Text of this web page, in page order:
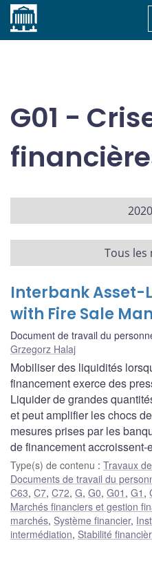
Accueil
G01 -
Tous les
Interbank Asset-
with Fire Sale
Document de travail du
Grzegorz Halaj
Mobiliser des liquidités
financement exerce des
Liquider de grandes
et peut amplifier les chocs
mesures prises par les
de financement
Type(s) de contenu : Travaux
Documents de travail du
C63, C7, C72, G, G0, G01 , G1 ,
Marchés financiers et gestion
marchés, Système financier,
intermédiation, Stabilité